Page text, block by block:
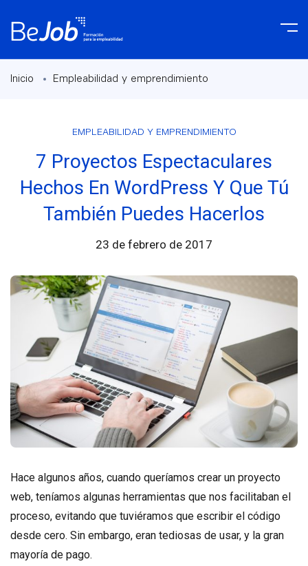
Inicio Empleabilidad y emprendimiento
EMPLEABILIDAD Y EMPRENDIMIENTO
7 Proyectos Espectaculares
Hechos En WordPress Y Que Tú
También Puedes Hacerlos
23 de febrero de 2017
Hace algunos años, cuando queríamos crear un proyecto
web, teníamos algunas herramientas que nos facilitaban el
proceso, evitando que tuviéramos que escribir el código
desde cero. Sin embargo, eran tediosas de usar, y la gran
mayoría de pago.